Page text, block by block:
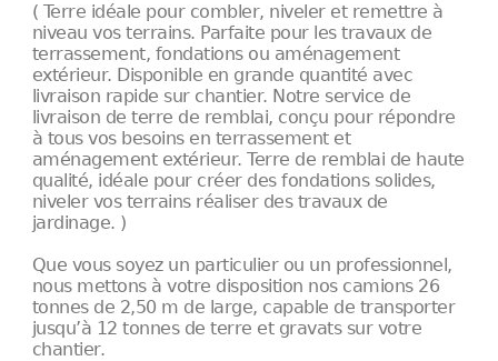
( Terre idéale pour combler, niveler et remettre à
niveau vos terrains. Parfaite pour les travaux de
terrassement, fondations ou aménagement
extérieur. Disponible en grande quantité avec
livraison rapide sur chantier. Notre service de
livraison de terre de remblai, conçu pour répondre
à tous vos besoins en terrassement et
aménagement extérieur. Terre de remblai de haute
qualité, idéale pour créer des fondations solides,
niveler vos terrains réaliser des travaux de
jardinage. )
Que vous soyez un particulier ou un professionnel,
nous mettons à votre disposition nos camions 26
tonnes de 2,50 m de large, capable de transporter
jusqu’à 12 tonnes de terre et gravats sur votre
chantier.